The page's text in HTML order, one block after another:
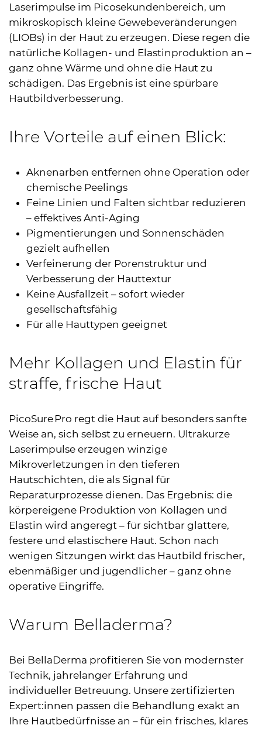
Laserimpulse im Picosekundenbereich, um
mikroskopisch kleine Gewebeveränderungen
(LIOBs) in der Haut zu erzeugen. Diese regen die
natürliche Kollagen- und Elastinproduktion an –
ganz ohne Wärme und ohne die Haut zu
schädigen. Das Ergebnis ist eine spürbare
Hautbildverbesserung.
Ihre Vorteile auf einen Blick:
Aknenarben entfernen ohne Operation oder
chemische Peelings
Feine Linien und Falten sichtbar reduzieren
– effektives Anti-Aging
Pigmentierungen und Sonnenschäden
gezielt aufhellen
Verfeinerung der Porenstruktur und
Verbesserung der Hauttextur
Keine Ausfallzeit – sofort wieder
gesellschaftsfähig
Für alle Hauttypen geeignet
Mehr Kollagen und Elastin für
straffe, frische Haut
PicoSure Pro regt die Haut auf besonders sanfte
Weise an, sich selbst zu erneuern. Ultrakurze
Laserimpulse erzeugen winzige
Mikroverletzungen in den tieferen
Hautschichten, die als Signal für
Reparaturprozesse dienen. Das Ergebnis: die
körpereigene Produktion von Kollagen und
Elastin wird angeregt – für sichtbar glattere,
festere und elastischere Haut. Schon nach
wenigen Sitzungen wirkt das Hautbild frischer,
ebenmäßiger und jugendlicher – ganz ohne
operative Eingriffe.
Warum Belladerma?
Bei BellaDerma profitieren Sie von modernster
Technik, jahrelanger Erfahrung und
individueller Betreuung. Unsere zertifizierten
Expert:innen passen die Behandlung exakt an
Ihre Hautbedürfnisse an – für ein frisches, klares